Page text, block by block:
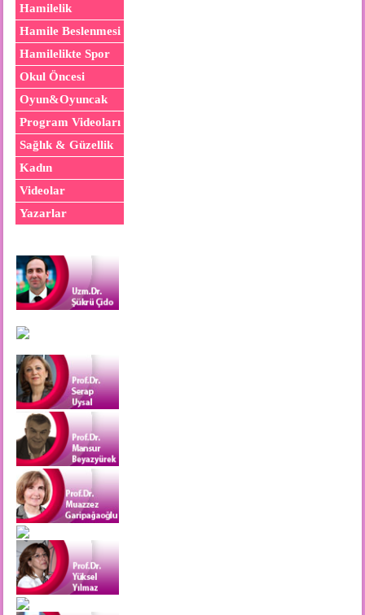
Hamilelik
Hamile Beslenmesi
Hamilelikte Spor
Okul Öncesi
Oyun&Oyuncak
Program Videoları
Sağlık & Güzellik
Kadın
Videolar
Yazarlar